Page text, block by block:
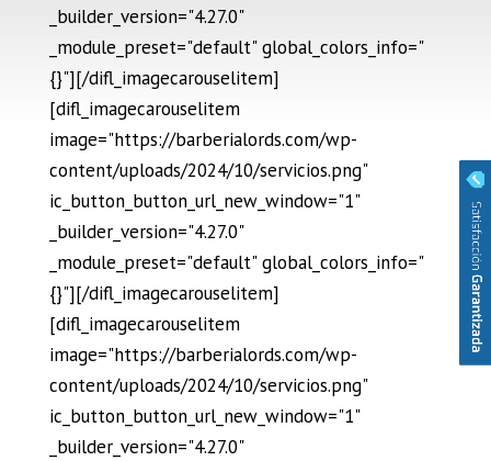
_builder_version="4.27.0"
_module_preset="default" global_colors_info="
{}"][/difl_imagecarouselitem]
[difl_imagecarouselitem
image="https://barberialords.com/wp-
content/uploads/2024/10/servicios.png"
ic_button_button_url_new_window="1"
_builder_version="4.27.0"
_module_preset="default" global_colors_info="
{}"][/difl_imagecarouselitem]
[difl_imagecarouselitem
image="https://barberialords.com/wp-
content/uploads/2024/10/servicios.png"
ic_button_button_url_new_window="1"
_builder_version="4.27.0"